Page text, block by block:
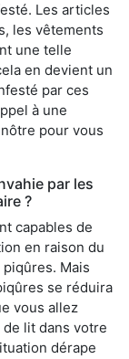
Les articles
les vêtements
une telle
en devient un
par ces
à une
pour vous
par les
?
capables de
en raison du
Mais
se réduira
vous allez
lit dans votre
dérape